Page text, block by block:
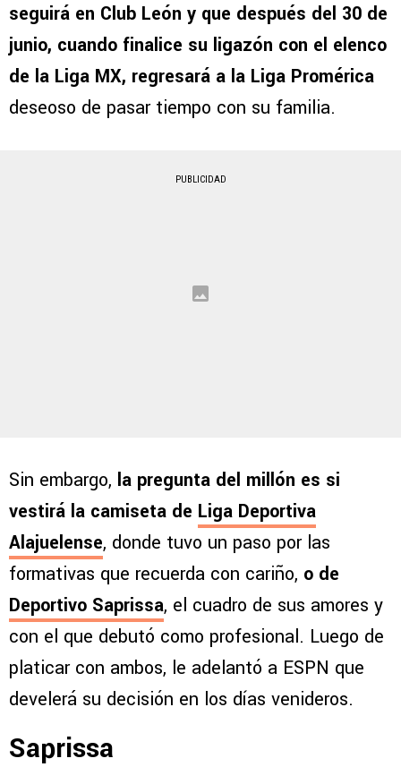
seguirá en Club León y que después del 30 de
junio, cuando finalice su ligazón con el elenco
de la Liga MX, regresará a la Liga Promérica
deseoso de pasar tiempo con su familia.
PUBLICIDAD
Sin embargo, la pregunta del millón es si
vestirá la camiseta de Liga Deportiva
Alajuelense, donde tuvo un paso por las
formativas que recuerda con cariño, o de
Deportivo Saprissa, el cuadro de sus amores y
con el que debutó como profesional. Luego de
platicar con ambos, le adelantó a ESPN que
develerá su decisión en los días venideros.
Saprissa